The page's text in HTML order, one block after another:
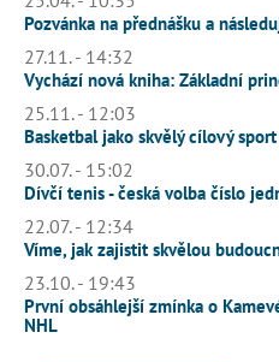
Pozvánka na přednášku a
27.11. - 14:32
Vychází nová kniha: Základní
25.11. - 12:03
Basketbal jako skvělý cílový
30.07. - 15:02
Dívčí tenis - česká volba číslo
22.07. - 12:34
Víme, jak zajistit skvělou
23.10. - 19:43
První obsáhlejší zmínka o
NHL